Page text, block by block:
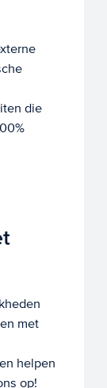
die
met
helpen
op!